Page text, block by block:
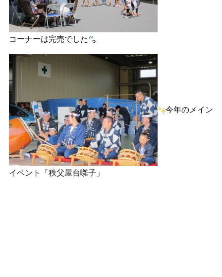
コーナーは完売でした
今年のメイン
イベント「秩父屋台囃子」